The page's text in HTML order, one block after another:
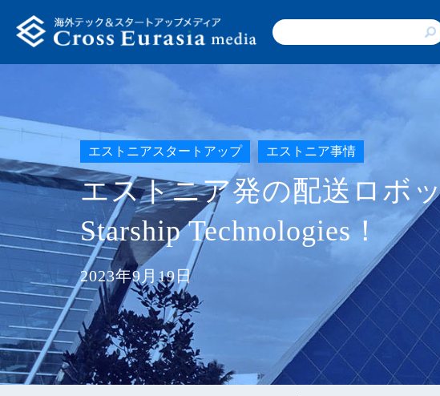
エストニアスタートアップ エストニア事情
エストニア発の配送ロボ
Starship Technologies！
2023年9月19日